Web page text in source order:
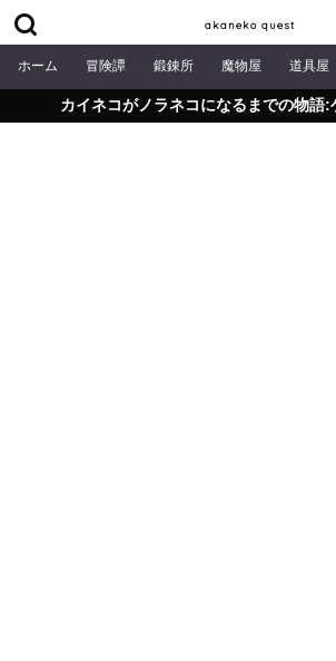
akaneko quest
ホーム 冒険譚 鍛錬所 魔物屋 道具屋
カイネコがノラネコになるまでの物語: